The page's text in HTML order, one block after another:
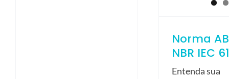
Norma
NBR IEC
Entenda sua